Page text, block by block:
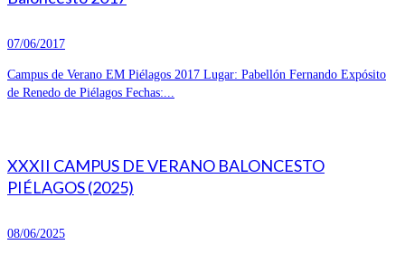
07/06/2017
Campus de Verano EM Piélagos 2017 Lugar: Pabellón Fernando Expósito
de Renedo de Piélagos Fechas:...
XXXII CAMPUS DE VERANO BALONCESTO
PIÉLAGOS (2025)
08/06/2025